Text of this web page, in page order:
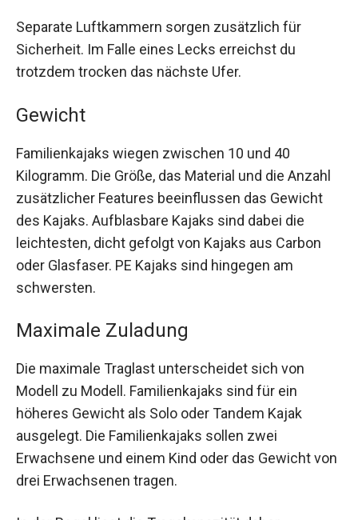
Separate Luftkammern sorgen zusätzlich für
Sicherheit. Im Falle eines Lecks erreichst du
trotzdem trocken das nächste Ufer.
Gewicht
Familienkajaks wiegen zwischen 10 und 40
Kilogramm. Die Größe, das Material und die Anzahl
zusätzlicher Features beeinflussen das Gewicht
des Kajaks. Aufblasbare Kajaks sind dabei die
leichtesten, dicht gefolgt von Kajaks aus Carbon
oder Glasfaser. PE Kajaks sind hingegen am
schwersten.
Maximale Zuladung
Die maximale Traglast unterscheidet sich von
Modell zu Modell. Familienkajaks sind für ein
höheres Gewicht als Solo oder Tandem Kajak
ausgelegt. Die Familienkajaks sollen zwei
Erwachsene und einem Kind oder das Gewicht von
drei Erwachsenen tragen.